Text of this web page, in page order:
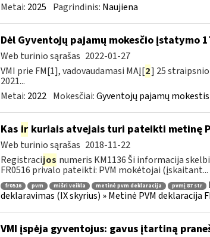
Metai: 2025 Pagrindinis: Naujiena
Dėl Gyventojų pajamų mokesčio įstatymo
Web turinio sąrašas 2022-01-27
VMI prie FM[1], vadovaudamasi MAĮ[2] 25
2021...
Metai: 2022 Mokesčiai:Gyventojų pajamų mokestis
Kas irkuriais atvejais turi pateikti metinę
Web turinio sąrašas 2018-11-22
Registracijos numeris KM1136 Ši informacija
FR0516 privalo pateikti: PVM mokėtojai (įskaitant...
fr0516 pvm mišri veikla metinė pvm deklaracija pvmį 87 str
deklaravimas (IX skyrius) » Metinė PVM deklaracija
VMI įspėja gyventojus: gavus įtartiną